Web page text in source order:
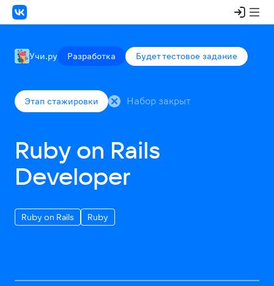
Учи.ру Разработка Будет тестовое задание
Этап стажировки Набор закрыт
Ruby on Rails
Developer
Ruby on Rails Ruby